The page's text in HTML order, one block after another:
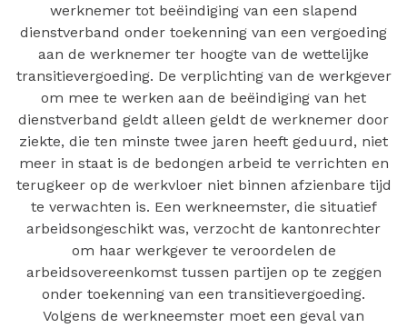
werknemer tot beëindiging van een slapend
dienstverband onder toekenning van een vergoeding
aan de werknemer ter hoogte van de wettelijke
transitievergoeding. De verplichting van de werkgever
om mee te werken aan de beëindiging van het
dienstverband geldt alleen geldt de werknemer door
ziekte, die ten minste twee jaren heeft geduurd, niet
meer in staat is de bedongen arbeid te verrichten en
terugkeer op de werkvloer niet binnen afzienbare tijd
te verwachten is. Een werkneemster, die situatief
arbeidsongeschikt was, verzocht de kantonrechter
om haar werkgever te veroordelen de
arbeidsovereenkomst tussen partijen op te zeggen
onder toekenning van een transitievergoeding.
Volgens de werkneemster moet een geval van